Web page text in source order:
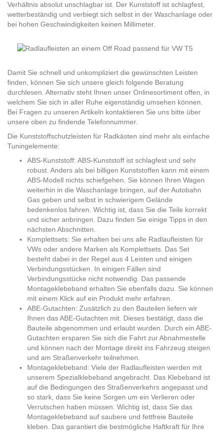
Verhältnis absolut unschlagbar ist. Der Kunststoff ist schlagfest,
wetterbeständig und verbiegt sich selbst in der Waschanlage oder
bei hohen Geschwindigkeiten keinen Millimeter.
Damit Sie schnell und unkompliziert die gewünschten Leisten
finden, können Sie sich unsere gleich folgende Beratung
durchlesen. Alternativ steht Ihnen unser Onlinesortiment offen, in
welchem Sie sich in aller Ruhe eigenständig umsehen können.
Bei Fragen zu unseren Artikeln kontaktieren Sie uns bitte über
unsere oben zu findende Telefonnummer.
Die Kunststoffschutzleisten für Radkästen sind mehr als einfache
Tuningelemente:
ABS-Kunststoff: ABS-Kunststoff ist schlagfest und sehr
robust. Anders als bei billigen Kunststoffen kann mit einem
ABS-Modell nichts schiefgehen. Sie können Ihren Wagen
weiterhin in die Waschanlage bringen, auf der Autobahn
Gas geben und selbst in schwierigem Gelände
bedenkenlos fahren. Wichtig ist, dass Sie die Teile korrekt
und sicher anbringen. Dazu finden Sie einige Tipps in den
nächsten Abschnitten.
Komplettsets: Sie erhalten bei uns alle Radlaufleisten für
VWs oder andere Marken als Komplettsets. Das Set
besteht dabei in der Regel aus 4 Leisten und einigen
Verbindungsstücken. In einigen Fällen sind
Verbindungsstücke nicht notwendig. Das passende
Montageklebeband erhalten Sie ebenfalls dazu. Sie können
mit einem Klick auf ein Produkt mehr erfahren.
ABE-Gutachten: Zusätzlich zu den Bauteilen liefern wir
Ihnen das ABE-Gutachten mit. Dieses bestätigt, dass die
Bauteile abgenommen und erlaubt wurden. Durch ein ABE-
Gutachten ersparen Sie sich die Fahrt zur Abnahmestelle
und können nach der Montage direkt ins Fahrzeug steigen
und am Straßenverkehr teilnehmen.
Montageklebeband: Viele der Radlaufleisten werden mit
unserem Spezialklebeband angebracht. Das Klebeband ist
auf die Bedingungen des Straßenverkehrs angepasst und
so stark, dass Sie keine Sorgen um ein Verlieren oder
Verrutschen haben müssen. Wichtig ist, dass Sie das
Montageklebeband auf saubere und fettfreie Bauteile
kleben. Das garantiert die bestmögliche Haftkraft für Ihre